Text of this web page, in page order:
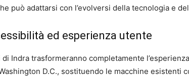
può adattarsi con l’evolversi della tecnologia e
ed esperienza utente
Indra trasformeranno completamente
D.C., sostituendo le macchine esistenti